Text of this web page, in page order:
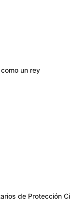
un rey
de Protección